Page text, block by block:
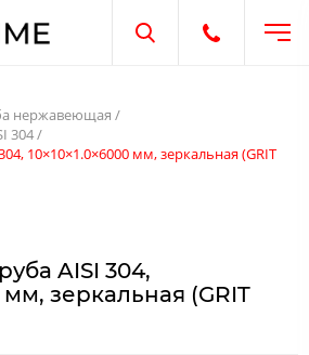
Открыть поиск
Открыть
нержавеющая
304
10×10×1.0×6000 мм, зеркальная (GRIT
AISI 304,
мм, зеркальная (GRIT